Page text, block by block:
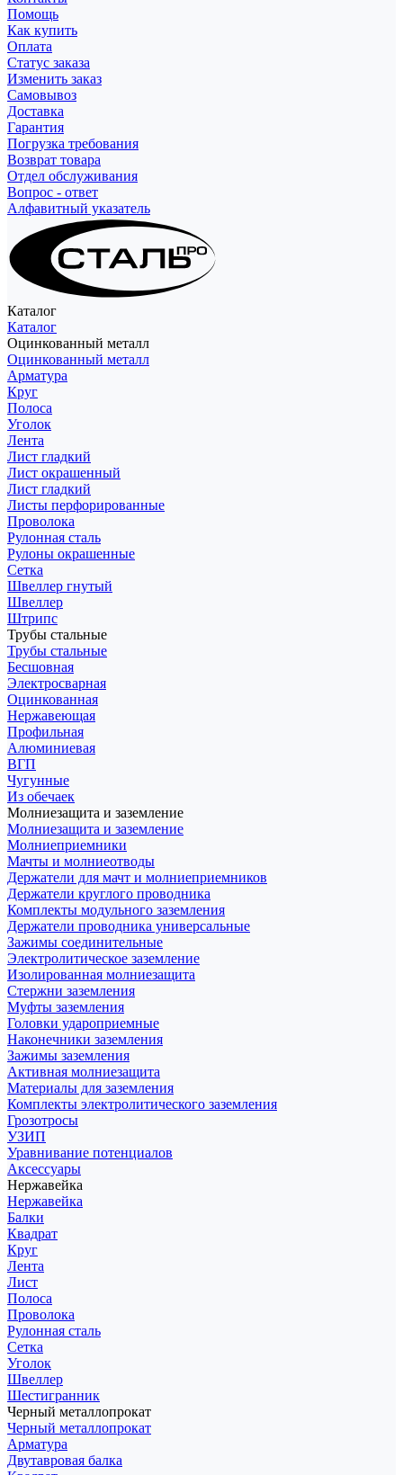
Помощь
Как купить
Оплата
Статус заказа
Изменить заказ
Самовывоз
Доставка
Гарантия
Погрузка требования
Возврат товара
Отдел обслуживания
Вопрос - ответ
Алфавитный указатель
Каталог
Каталог
Оцинкованный металл
Оцинкованный металл
Арматура
Круг
Полоса
Уголок
Лента
Лист гладкий
Лист окрашенный
Лист гладкий
Листы перфорированные
Проволока
Рулонная сталь
Рулоны окрашенные
Сетка
Швеллер гнутый
Швеллер
Штрипс
Трубы стальные
Трубы стальные
Бесшовная
Электросварная
Оцинкованная
Нержавеющая
Профильная
Алюминиевая
ВГП
Чугунные
Из обечаек
Молниезащита и заземление
Молниезащита и заземление
Молниеприемники
Мачты и молниеотводы
Держатели для мачт и молниеприемников
Держатели круглого проводника
Комплекты модульного заземления
Держатели проводника универсальные
Зажимы соединительные
Электролитическое заземление
Изолированная молниезащита
Стержни заземления
Муфты заземления
Головки удароприемные
Наконечники заземления
Зажимы заземления
Активная молниезащита
Материалы для заземления
Комплекты электролитического заземления
Грозотросы
УЗИП
Уравнивание потенциалов
Аксессуары
Нержавейка
Нержавейка
Балки
Квадрат
Круг
Лента
Лист
Полоса
Проволока
Рулонная сталь
Сетка
Уголок
Швеллер
Шестигранник
Черный металлопрокат
Черный металлопрокат
Арматура
Двутавровая балка